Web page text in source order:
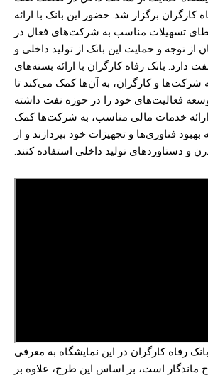
کارگران برگزار شد. حضور این بانک با ارائه
تسهیلات مناسب به شرکت‌های فعال در
توجه و حمایت این بانک از تولید داخلی و
دارد. بانک رفاه کارگران با ارائه بسته‌های
شرکت‌ها و کارگران، به آن‌ها کمک می‌کند تا
توسعه فعالیت‌های خود را در حوزه نفت داشته
ارائه خدمات مالی مناسب، به شرکت‌ها کمک
بهبود فناوری‌ها و تجهیزات خود بپردازند و از
و دستاوردهای تولید داخلی استفاده کنند.
رفاه کارگران در این نمایشگاه به معرفی
است، بر اساس این طرح، علاوه بر